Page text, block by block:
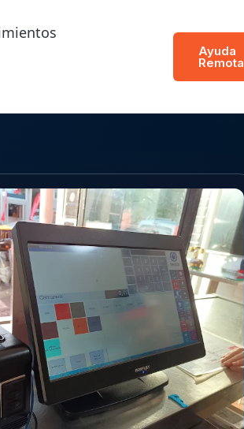
Ayuda
Remota